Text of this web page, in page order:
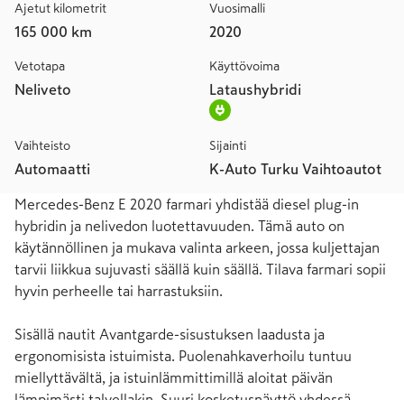
Ajetut kilometrit
165 000 km
Vuosimalli
2020
Vetotapa
Neliveto
Käyttövoima
Lataushybridi
Vaihteisto
Automaatti
Sijainti
K-Auto Turku Vaihtoautot
Mercedes-Benz E 2020 farmari yhdistää diesel plug-in
hybridin ja nelivedon luotettavuuden. Tämä auto on
käytännöllinen ja mukava valinta arkeen, jossa kuljettajan
tarvii liikkua sujuvasti säällä kuin säällä. Tilava farmari sopii
hyvin perheelle tai harrastuksiin.
Sisällä nautit Avantgarde-sisustuksen laadusta ja
ergonomisista istuimista. Puolenahkaverhoilu tuntuu
miellyttävältä, ja istuinlämmittimillä aloitat päivän